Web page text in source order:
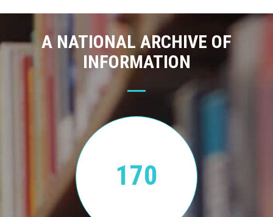
A NATIONAL ARCHIVE OF
INFORMATION
170